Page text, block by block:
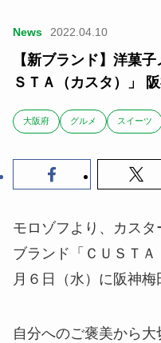
News 2022.04.10
【新ブランド】洋菓
ＳＴＡ（カスタ）」
大阪府 グルメ スイーツ
モロゾフより、カス
ブランド「ＣＵＳＴ
月６日（水）に阪神梅
自分へのご褒美から